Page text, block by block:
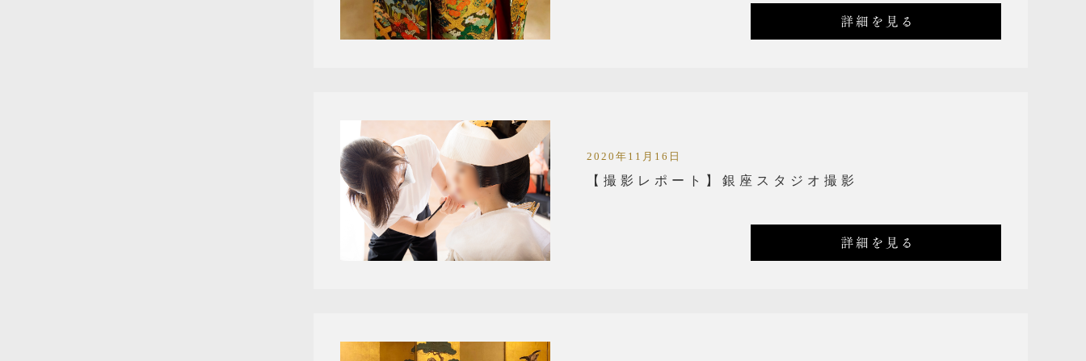
2020年11月16日
【撮影レポート】銀座スタジオ撮影